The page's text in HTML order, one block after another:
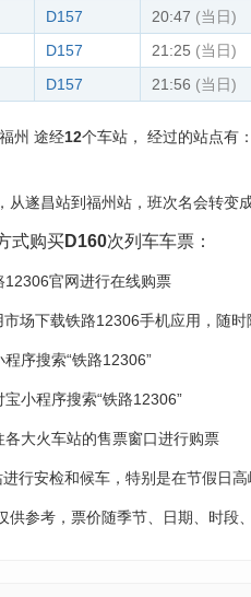
D157 20:47 (当日)
D157 21:25 (当日)
D157 21:56 (当日)
州 途经12个车站， 经过的站点有
从遂昌站到福州站，班次名会转变
式购买D160次列车车票：
12306官网进行在线购票
场下载铁路12306手机应用，随时
序搜索“铁路12306”
小程序搜索“铁路12306”
大火车站的售票窗口进行购票
行安检和候车，特别是在节假日
供参考，票价随季节、日期、时段